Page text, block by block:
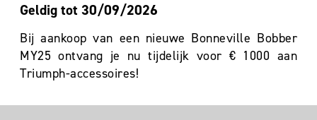
Geldig tot 30/09/2026
Bij aankoop van een nieuwe Bonneville Bobber
MY25 ontvang je nu tijdelijk voor € 1000 aan
Triumph-accessoires!